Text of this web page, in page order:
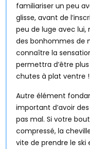
familiariser un peu
glisse, avant de
peu de luge avec lui,
des bonhommes de
connaître la
permettra d’être
chutes à plat ventre !
Autre élément
important d’avoir
pas mal. Si votre
compressé, la
vite de prendre le ski